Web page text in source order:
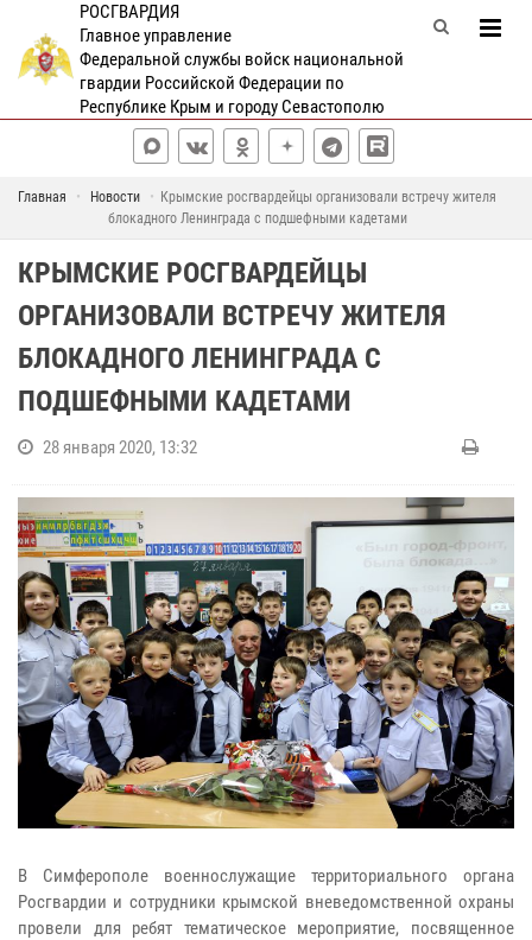
РОСГВАРДИЯ
Главное управление
Федеральной службы войск национальной
гвардии Российской Федерации по
Республике Крым и городу Севастополю
Главная Новости
Крымские росгвардейцы организовали встречу жителя
блокадного Ленинграда с подшефными кадетами
КРЫМСКИЕ РОСГВАРДЕЙЦЫ
ОРГАНИЗОВАЛИ ВСТРЕЧУ ЖИТЕЛЯ
БЛОКАДНОГО ЛЕНИНГРАДА С
ПОДШЕФНЫМИ КАДЕТАМИ
28 января 2020, 13:32
В Симферополе военнослужащие территориального органа
Росгвардии и сотрудники крымской вневедомственной охраны
провели для ребят тематическое мероприятие, посвященное